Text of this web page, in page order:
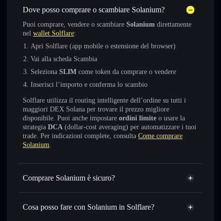
Dove posso comprare o scambiare Solanium?
Puoi comprare, vendere o scambiare Solanium direttamente
nel wallet Solflare:
Apri Solflare (app mobile o estensione del browser)
Vai alla scheda Scambia
Seleziona SLIM come token da comprare o vendere
Inserisci l’importo e conferma lo scambio
Solflare utilizza il routing intelligente dell’ordine su tutti i
maggiori DEX Solana per trovare il prezzo migliore
disponibile. Puoi anche impostare ordini limite o usare la
strategia DCA (dollar-cost averaging) per automatizzare i tuoi
trade. Per indicazioni complete, consulta Come comprare
Solanium.
Comprare Solanium è sicuro?
Solanium token verificato
Cosa posso fare con Solanium in Solflare?